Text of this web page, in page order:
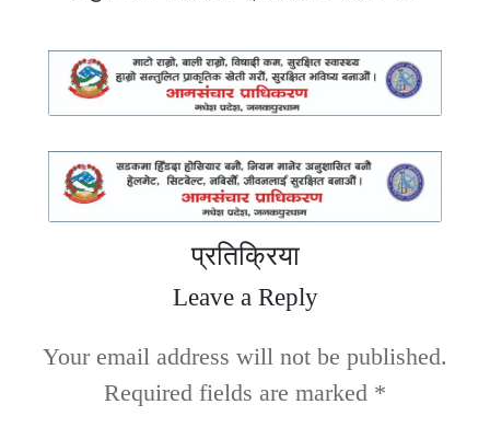
प्रतिक्रिया
Leave a Reply
Your email address will not be published.
Required fields are marked *